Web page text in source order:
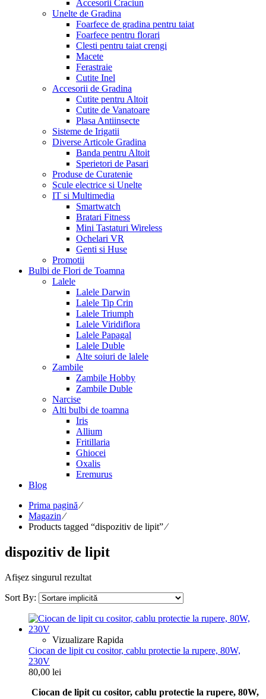
Accesorii Craciun
Unelte de Gradina
Foarfece de gradina pentru taiat
Foarfece pentru florari
Clesti pentru taiat crengi
Macete
Ferastraie
Cutite Inel
Accesorii de Gradina
Cutite pentru Altoit
Cutite de Vanatoare
Plasa Antiinsecte
Sisteme de Irigatii
Diverse Articole Gradina
Banda pentru Altoit
Sperietori de Pasari
Produse de Curatenie
Scule electrice si Unelte
IT si Multimedia
Smartwatch
Bratari Fitness
Mini Tastaturi Wireless
Ochelari VR
Genti si Huse
Promotii
Bulbi de Flori de Toamna
Lalele
Lalele Darwin
Lalele Tip Crin
Lalele Triumph
Lalele Viridiflora
Lalele Papagal
Lalele Duble
Alte soiuri de lalele
Zambile
Zambile Hobby
Zambile Duble
Narcise
Alti bulbi de toamna
Iris
Allium
Fritillaria
Ghiocei
Oxalis
Eremurus
Blog
Prima pagină⁄
Magazin ⁄
Products tagged “dispozitiv de lipit”⁄
dispozitiv de lipit
Afișez singurul rezultat
Sort By:
Vizualizare Rapida
Ciocan de lipit cu cositor, cablu protectie la rupere, 80W,
230V
80,00 lei
Ciocan de lipit cu cositor, cablu protectie la rupere, 80W,